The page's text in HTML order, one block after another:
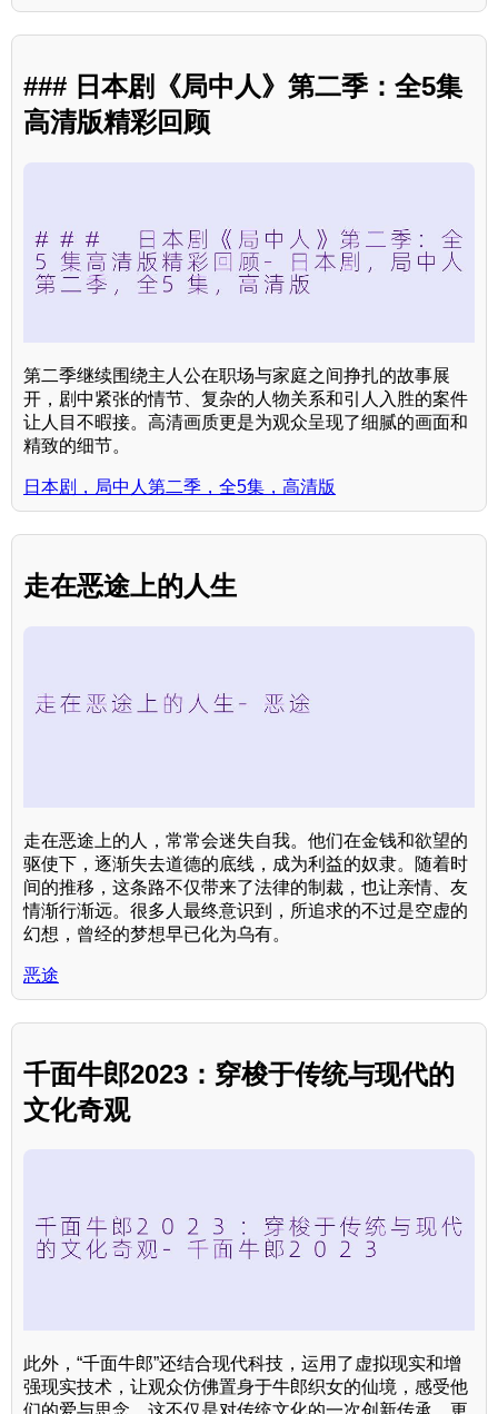
### 日本剧《局中人》第二季：全5集
高清版精彩回顾
第二季继续围绕主人公在职场与家庭之间挣扎的故事展
开，剧中紧张的情节、复杂的人物关系和引人入胜的案件
让人目不暇接。高清画质更是为观众呈现了细腻的画面和
精致的细节。
日本剧，局中人第二季，全5集，高清版
走在恶途上的人生
走在恶途上的人，常常会迷失自我。他们在金钱和欲望的
驱使下，逐渐失去道德的底线，成为利益的奴隶。随着时
间的推移，这条路不仅带来了法律的制裁，也让亲情、友
情渐行渐远。很多人最终意识到，所追求的不过是空虚的
幻想，曾经的梦想早已化为乌有。
恶途
千面牛郎2023：穿梭于传统与现代的
文化奇观
此外，“千面牛郎”还结合现代科技，运用了虚拟现实和增
强现实技术，让观众仿佛置身于牛郎织女的仙境，感受他
们的爱与思念。这不仅是对传统文化的一次创新传承，更